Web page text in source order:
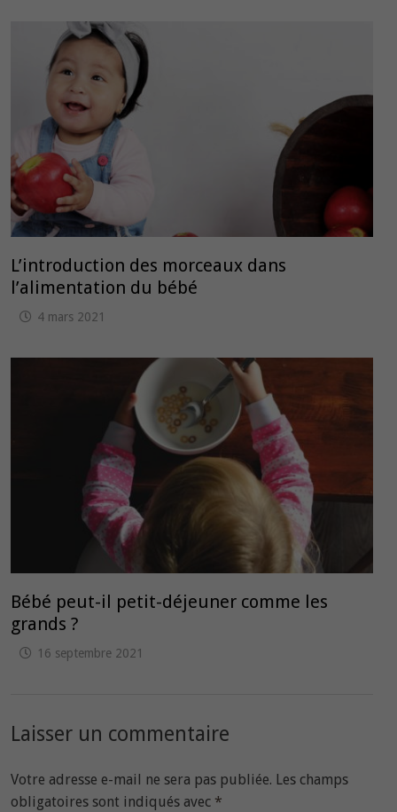
L’introduction des morceaux dans
l’alimentation du bébé
4 mars 2021
Bébé peut-il petit-déjeuner comme les
grands ?
16 septembre 2021
Laisser un commentaire
Votre adresse e-mail ne sera pas publiée. Les champs
obligatoires sont indiqués avec *